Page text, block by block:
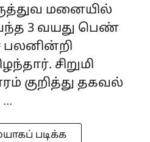
மனையில்
3 வயது பெண்
பலனின்றி
சிறுமி
குறித்து தகவல்
படிக்க